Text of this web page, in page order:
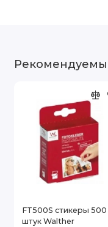
FT500S стикеры 500
штук Walther